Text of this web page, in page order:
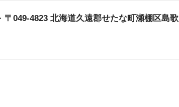
〒049-4823 北海道久遠郡せたな町瀬棚区島歌